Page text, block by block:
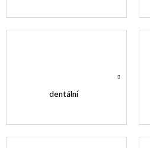
dentální